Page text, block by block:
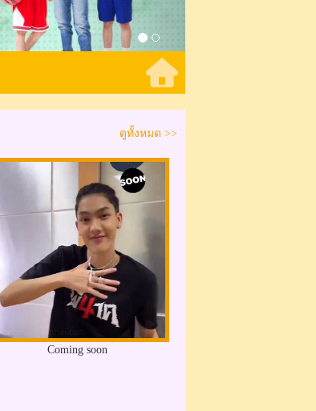
ดูทั้งหมด >>
Coming soon